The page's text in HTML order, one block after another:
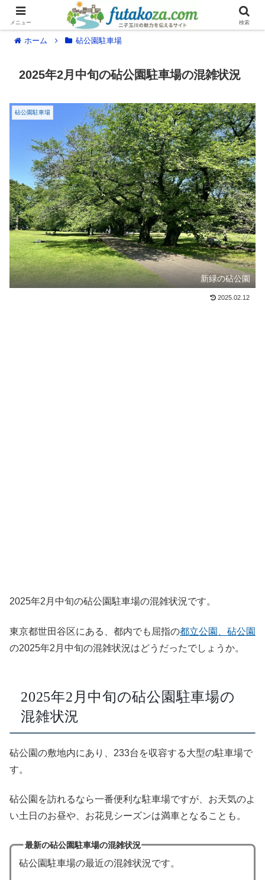
ホーム 砧公園駐車場
2025年2月中旬の砧公園駐車場の混雑状況
砧公園駐車場
新緑の砧公園
2025.02.12
2025年2月中旬の砧公園駐車場の混雑状況です。
東京都世田谷区にある、都内でも屈指の都立公園、砧公園
の2025年2月中旬の混雑状況はどうだったでしょうか。
2025年2月中旬の砧公園駐車場の
混雑状況
砧公園の敷地内にあり、233台を収容する大型の駐車場で
す。
砧公園を訪れるなら一番便利な駐車場ですが、お天気のよ
い土日のお昼や、お花見シーズンは満車となることも。
最新の砧公園駐車場の混雑状況
砧公園駐車場の最近の混雑状況です。
メニュー 検索